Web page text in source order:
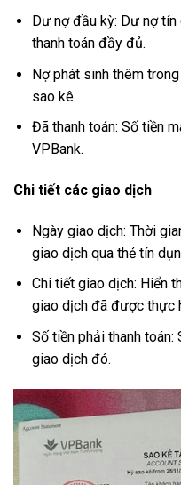
Dư nợ đầu kỳ: Dư nợ
thanh toán đầy đủ.
Nợ phát sinh thêm
sao kê.
Đã thanh toán: Số tiền
VPBank.
Chi tiết các giao dịch
Ngày giao dịch: Thời
giao dịch qua thẻ tín
Chi tiết giao dịch: Hiển
giao dịch đã được thực
Số tiền phải thanh
giao dịch đó.